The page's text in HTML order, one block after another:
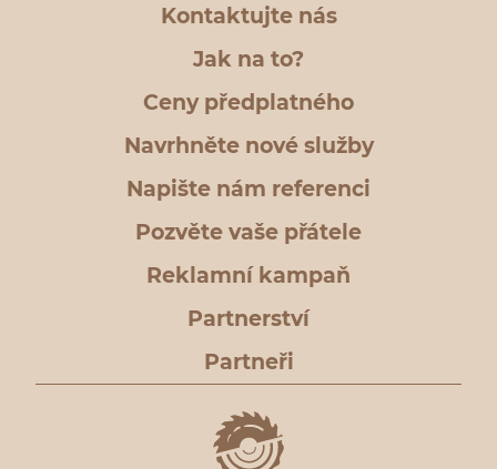
Kontaktujte nás
Jak na to?
Ceny předplatného
Navrhněte nové služby
Napište nám referenci
Pozvěte vaše přátele
Reklamní kampaň
Partnerství
Partneři